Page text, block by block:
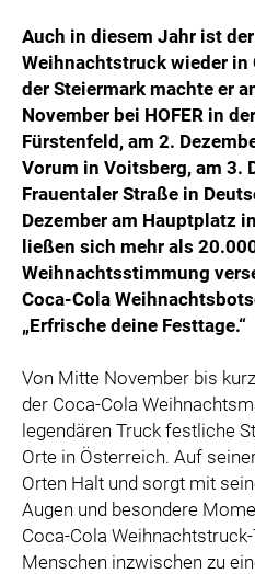
Auch in diesem Jahr ist
Weihnachtstruck wieder in
der Steiermark machte er
November bei HOFER in
Fürstenfeld, am 2.
Vorum in Voitsberg, am 3.
Frauentaler Straße in
Dezember am Hauptplatz
ließen sich mehr als
Weihnachtsstimmung
Coca-Cola
„Erfrische deine Festtage.“
Von Mitte November bis
der Coca-Cola
legendären Truck festliche
Orte in Österreich. Auf
Orten Halt und sorgt mit
Augen und besondere
Coca-Cola
Menschen inzwischen zu